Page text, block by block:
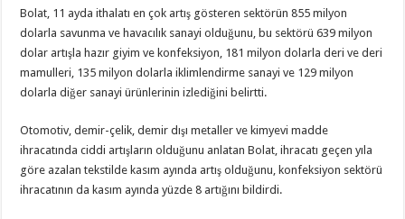
Bolat, 11 ayda ithalatı en çok artış gösteren sektörün 855 milyon
dolarla savunma ve havacılık sanayi olduğunu, bu sektörü 639 milyon
dolar artışla hazır giyim ve konfeksiyon, 181 milyon dolarla deri ve deri
mamulleri, 135 milyon dolarla iklimlendirme sanayi ve 129 milyon
dolarla diğer sanayi ürünlerinin izlediğini belirtti.
Otomotiv, demir-çelik, demir dışı metaller ve kimyevi madde
ihracatında ciddi artışların olduğunu anlatan Bolat, ihracatı geçen yıla
göre azalan tekstilde kasım ayında artış olduğunu, konfeksiyon sektörü
ihracatının da kasım ayında yüzde 8 artığını bildirdi.